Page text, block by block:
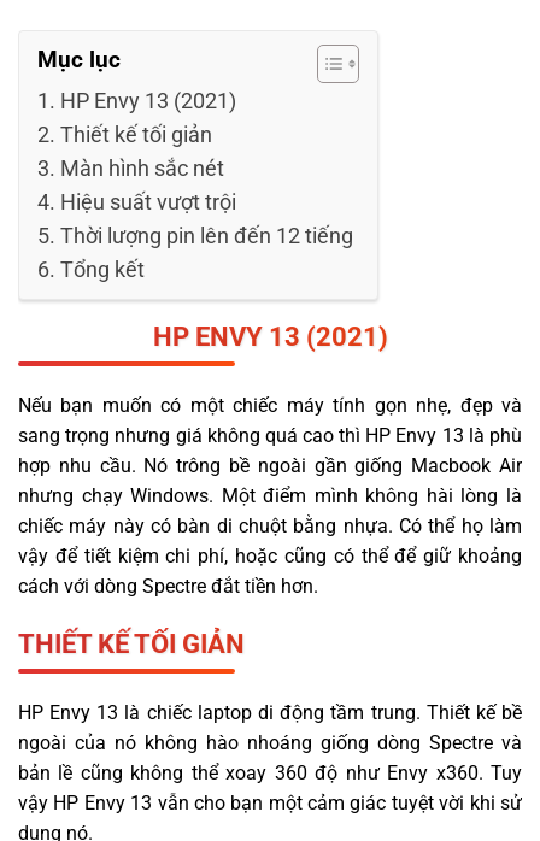
Mục lục
HP Envy 13 (2021)
Thiết kế tối giản
Màn hình sắc nét
Hiệu suất vượt trội
Thời lượng pin lên đến 12 tiếng
Tổng kết
HP ENVY13 (2021)
Nếu bạn muốn có một chiếc máy tính gọn nhẹ, đẹp và
sang trọng nhưng giá không quá cao thì HP Envy 13 là phù
hợp nhu cầu. Nó trông bề ngoài gần giống Macbook Air
nhưng chạy Windows. Một điểm mình không hài lòng là
chiếc máy này có bàn di chuột bằng nhựa. Có thể họ làm
vậy để tiết kiệm chi phí, hoặc cũng có thể để giữ khoảng
cách với dòng Spectre đắt tiền hơn.
THIẾT KẾ TỐI GIẢN
HP Envy 13 là chiếc laptop di động tầm trung. Thiết kế bề
ngoài của nó không hào nhoáng giống dòng Spectre và
bản lề cũng không thể xoay 360 độ như Envy x360. Tuy
vậy HP Envy 13 vẫn cho bạn một cảm giác tuyệt vời khi sử
dụng nó.